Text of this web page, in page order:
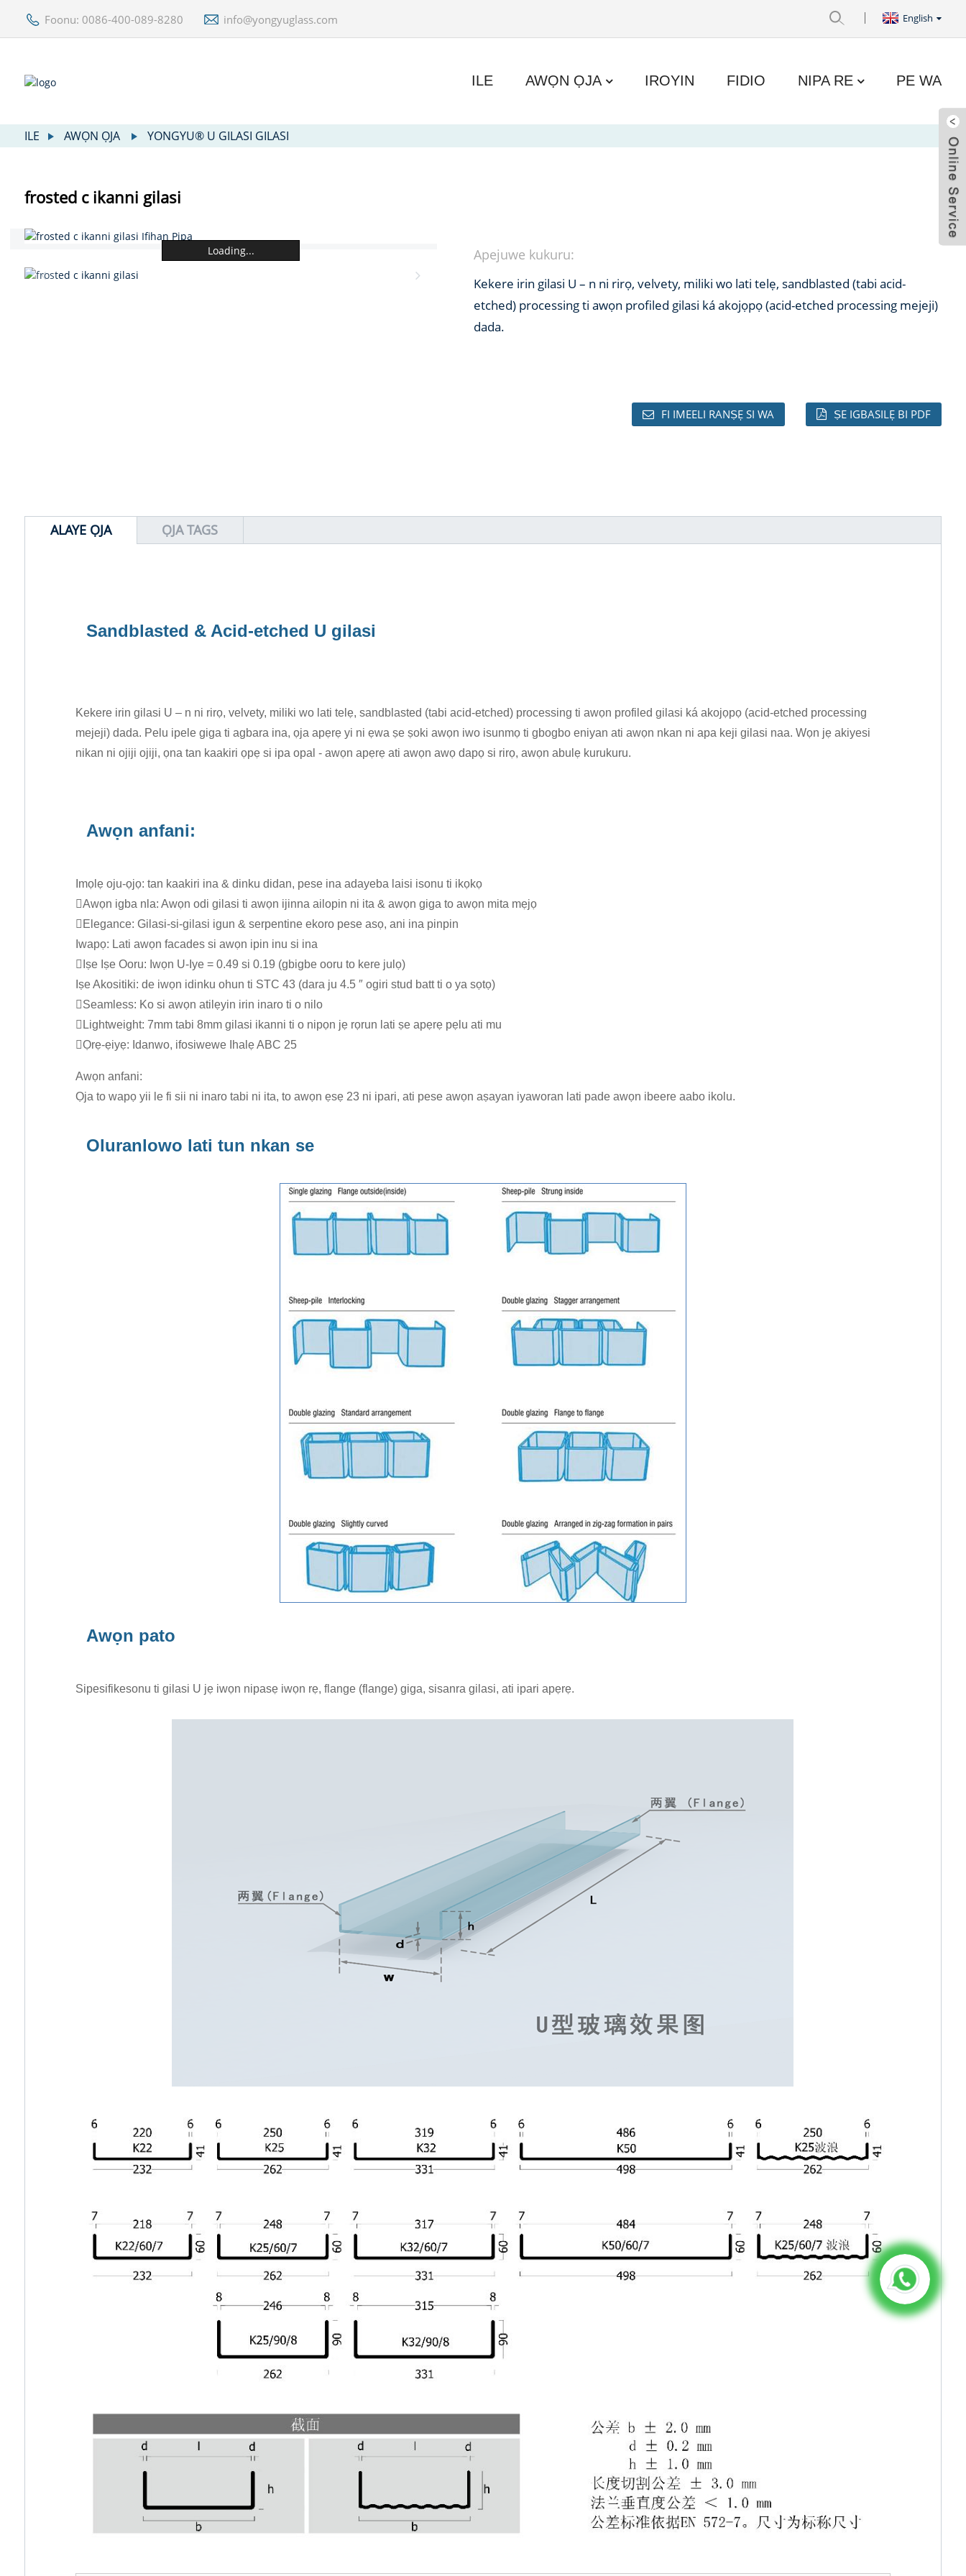
Foonu: 0086-400-089-8280 info@yongyuglass.com English
ILE AWỌN ỌJA IROYIN FIDIO NIPA RE PE WA
ILE AWỌN ỌJA YONGYU® U GILASI GILASI
frosted c ikanni gilasi
Loading... Apejuwe kukuru:
Kekere irin gilasi U – n ni rirọ, velvety, miliki wo lati telẹ, sandblasted (tabi acid-
etched) processing ti awọn profiled gilasi ká akojọpọ (acid-etched processing mejeji)
dada.
FI IMEELI RANṢẸ SI WA ṢE IGBASILẸ BI PDF
ALAYE ỌJA ỌJA TAGS
Sandblasted & Acid-etched U gilasi
Kekere irin gilasi U – n ni rirọ, velvety, miliki wo lati telẹ, sandblasted (tabi acid-etched) processing ti awọn profiled gilasi ká akojọpọ (acid-etched processing
mejeji) dada. Pelu ipele giga ti agbara ina, ọja apẹrẹ yi ni ẹwa ṣe ṣoki awọn iwo isunmọ ti gbogbo eniyan ati awọn nkan ni apa keji gilasi naa. Wọn jẹ akiyesi
nikan ni ojiji ojiji, ọna tan kaakiri ọpẹ si ipa opal - awọn apẹrẹ ati awọn awọ dapọ si rirọ, awọn abulẹ kurukuru.
Awọn anfani:
Imọlẹ oju-ọjọ: tan kaakiri ina & dinku didan, pese ina adayeba laisi isonu ti ikọkọ
Awọn igba nla: Awọn odi gilasi ti awọn ijinna ailopin ni ita & awọn giga to awọn mita mẹjọ
Elegance: Gilasi-si-gilasi igun & serpentine ekoro pese asọ, ani ina pinpin
Iwapọ: Lati awọn facades si awọn ipin inu si ina
Iṣe Iṣe Ooru: Iwọn U-Iye = 0.49 si 0.19 (gbigbe ooru to kere julọ)
Iṣe Akositiki: de iwọn idinku ohun ti STC 43 (dara ju 4.5 ″ ogiri stud batt ti o ya sọtọ)
Seamless: Ko si awọn atilẹyin irin inaro ti o nilo
Lightweight: 7mm tabi 8mm gilasi ikanni ti o nipọn jẹ rọrun lati ṣe apẹrẹ pẹlu ati mu
Ọrẹ-ẹiyẹ: Idanwo, ifosiwewe Ihalẹ ABC 25
Awọn anfani:
Ọja to wapọ yii le fi sii ni inaro tabi ni ita, to awọn ẹsẹ 23 ni ipari, ati pese awọn aṣayan iyaworan lati pade awọn ibeere aabo ikolu.
Oluranlowo lati tun nkan se
Awọn pato
Sipesifikesonu ti gilasi U jẹ iwọn nipasẹ iwọn rẹ, flange (flange) giga, sisanra gilasi, ati ipari apẹrẹ.